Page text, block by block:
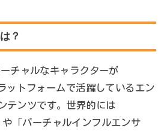
？
チャルなキャラクターが
ットフォームで活躍しているエン
テンツです。世界的には
「バーチャルインフルエンサ